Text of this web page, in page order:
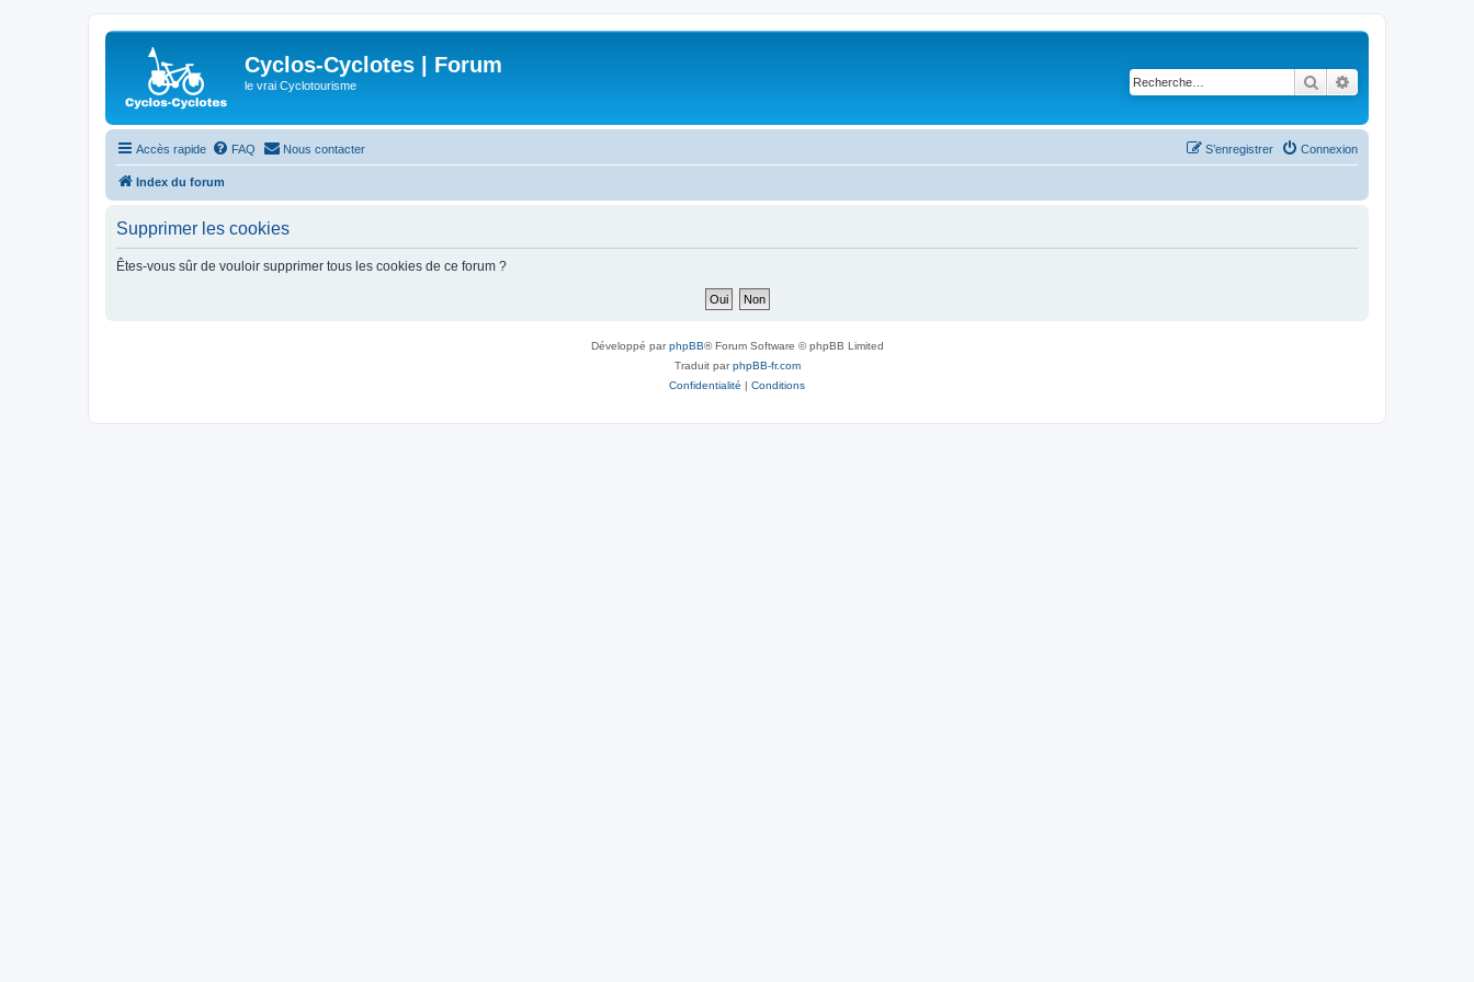
Cyclos-Cyclotes | Forum
le vrai Cyclotourisme Rechercher
Accès rapide FAQ Nous contacter Connexion
S’enregistrer
Index du forum
Supprimer les cookies
Êtes-vous sûr de vouloir supprimer tous les cookies de ce forum ?
Développé parphpBB® Forum Software © phpBB Limited
Traduit parphpBB-fr.com
Confidentialité | Conditions